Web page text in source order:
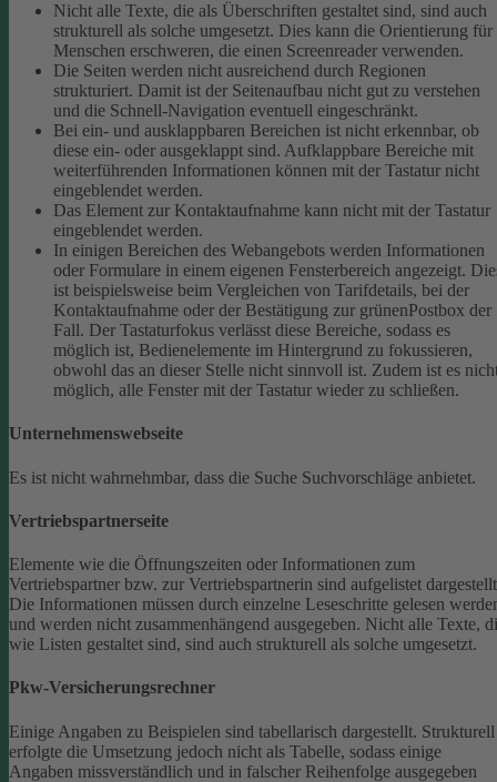
Nicht alle Texte, die als Überschriften gestaltet sind, sind auch
strukturell als solche umgesetzt. Dies kann die Orientierung für
Menschen erschweren, die einen Screenreader verwenden.
Die Seiten werden nicht ausreichend durch Regionen
strukturiert. Damit ist der Seitenaufbau nicht gut zu verstehen
und die Schnell-Navigation eventuell eingeschränkt.
Bei ein- und ausklappbaren Bereichen ist nicht erkennbar, ob
diese ein- oder ausgeklappt sind. Aufklappbare Bereiche mit
weiterführenden Informationen können mit der Tastatur nicht
eingeblendet werden.
Das Element zur Kontaktaufnahme kann nicht mit der Tastatur
eingeblendet werden.
In einigen Bereichen des Webangebots werden Informationen
oder Formulare in einem eigenen Fensterbereich angezeigt.
ist beispielsweise beim Vergleichen von Tarifdetails, bei der
Kontaktaufnahme oder der Bestätigung zur grünenPostbox der
Fall. Der Tastaturfokus verlässt diese Bereiche, sodass es
möglich ist, Bedienelemente im Hintergrund zu fokussieren,
obwohl das an dieser Stelle nicht sinnvoll ist. Zudem ist es
möglich, alle Fenster mit der Tastatur wieder zu schließen.
Unternehmenswebseite
Es ist nicht wahrnehmbar, dass die Suche Suchvorschläge anbietet.
Vertriebspartnerseite
Elemente wie die Öffnungszeiten oder Informationen zum
Vertriebspartner bzw. zur Vertriebspartnerin sind aufgelistet
Die Informationen müssen durch einzelne Leseschritte gelesen
und werden nicht zusammenhängend ausgegeben. Nicht alle Texte,
wie Listen gestaltet sind, sind auch strukturell als solche umgesetzt.
Pkw-Versicherungsrechner
Einige Angaben zu Beispielen sind tabellarisch dargestellt. Strukturell
erfolgte die Umsetzung jedoch nicht als Tabelle, sodass einige
Angaben missverständlich und in falscher Reihenfolge ausgegeben